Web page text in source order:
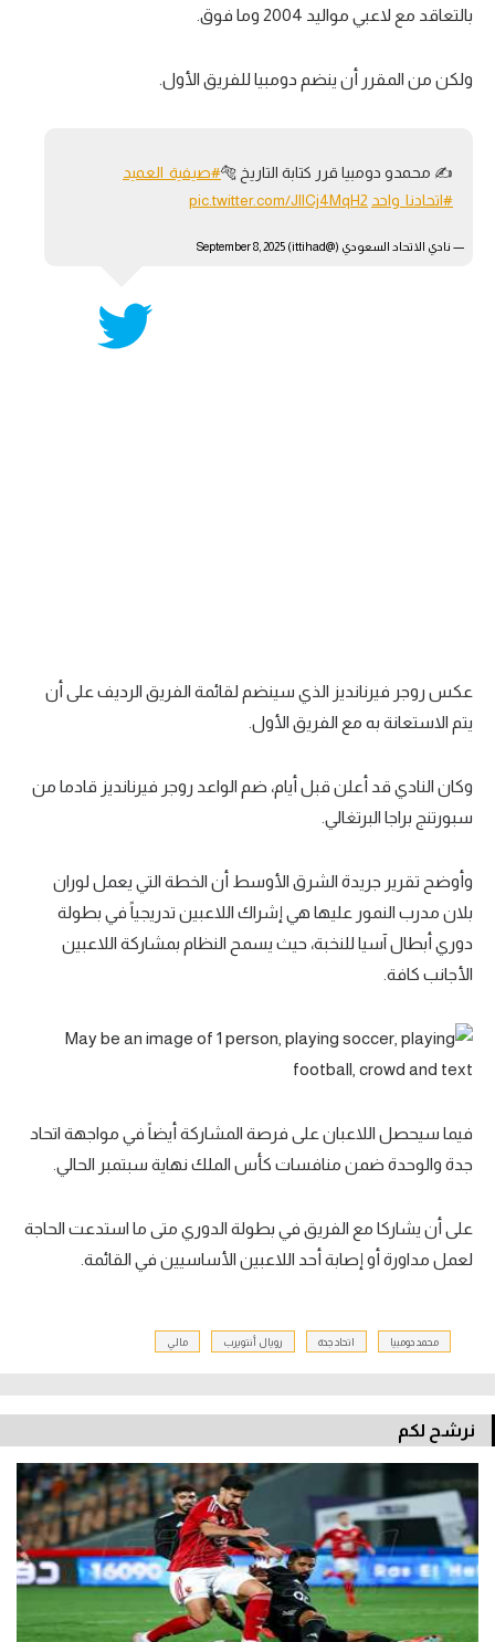
Gamers
بالتعاقد مع لاعبي مواليد 2004 وما فوق.
ولكن من المقرر أن ينضم دومبيا للفريق الأول.
✍️ محمدو دومبيا قرر كتابة التاريخ 🐅#صيفية_العميد
#اتحادنا_واحد pic.twitter.com/JllCj4MqH2
— نادي الاتحاد السعودي (@ittihad) September 8, 2025
عكس روجر فيرنانديز الذي سينضم لقائمة الفريق الرديف على أن
يتم الاستعانة به مع الفريق الأول.
وكان النادي قد أعلن قبل أيام، ضم الواعد روجر فيرنانديز قادما من
سبورتنج براجا البرتغالي.
وأوضح تقرير جريدة الشرق الأوسط أن الخطة التي يعمل لوران
بلان مدرب النمور عليها هي إشراك اللاعبين تدريجياً في بطولة
دوري أبطال آسيا للنخبة، حيث يسمح النظام بمشاركة اللاعبين
الأجانب كافة.
فيما سيحصل اللاعبان على فرصة المشاركة أيضاً في مواجهة اتحاد
جدة والوحدة ضمن منافسات كأس الملك نهاية سبتمبر الحالي.
على أن يشاركا مع الفريق في بطولة الدوري متى ما استدعت الحاجة
لعمل مداورة أو إصابة أحد اللاعبين الأساسيين في القائمة.
محمد دومبيا اتحاد جدة رويال أنتويرب مالي
نرشح لكم